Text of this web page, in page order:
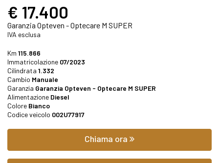
€ 17.400
Garanzia Opteven - Optecare M SUPER
IVA esclusa
Km 115.866
Immatricolazione 07/2023
Cilindrata 1.332
Cambio Manuale
Garanzia Garanzia Opteven - Optecare M SUPER
Alimentazione Diesel
Colore Bianco
Codice veicolo 002U77917
Chiama ora